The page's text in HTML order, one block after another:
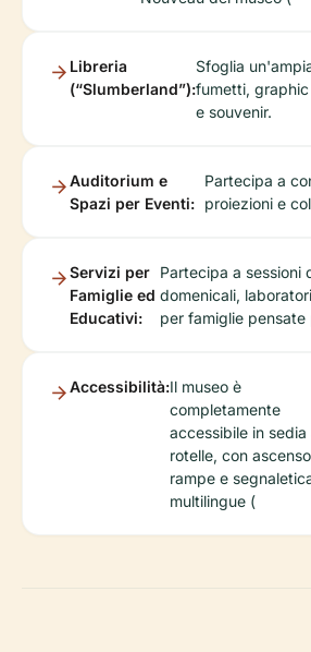
Libreria
(“Slumberland”):
Sfoglia
fumetti,
e souvenir.
Auditorium e
Spazi per Eventi:
Partecipa a
proiezioni e
Servizi per
Famiglie ed
Educativi:
Partecipa a sessioni
domenicali,
per famiglie
Accessibilità:Il museo è
completamente
accessibile in sedia
rotelle, con
rampe e
multilingue (